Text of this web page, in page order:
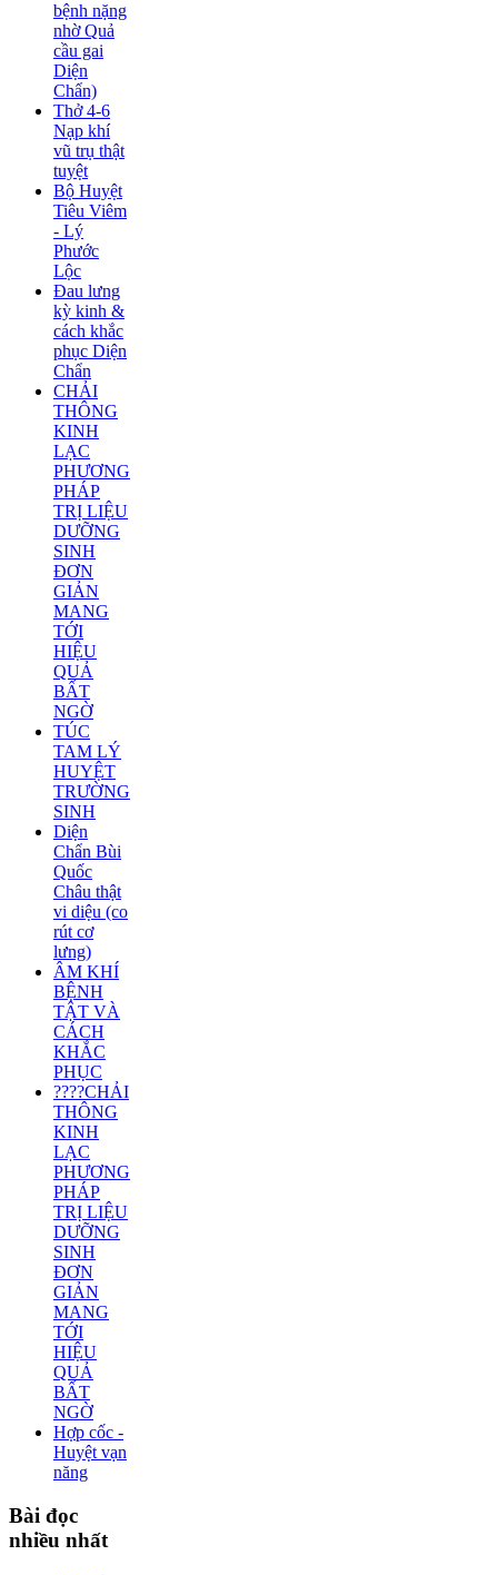
bệnh nặng
nhờ Quả
cầu gai
Diện
Chẩn)
Thở 4-6
Nạp khí
vũ trụ thật
tuyệt
Bộ Huyệt
Tiêu Viêm
- Lý
Phước
Lộc
Đau lưng
kỳ kinh &
cách khắc
phục Diện
Chẩn
CHẢI
THÔNG
KINH
LẠC
PHƯƠNG
PHÁP
TRỊ LIỆU
DƯỠNG
SINH
ĐƠN
GIẢN
MANG
TỚI
HIỆU
QUẢ
BẤT
NGỜ
TÚC
TAM LÝ
HUYỆT
TRƯỜNG
SINH
Diện
Chẩn Bùi
Quốc
Châu thật
vi diệu (co
rút cơ
lưng)
ÂM KHÍ
BỆNH
TẬT VÀ
CÁCH
KHẮC
PHỤC
????CHẢI
THÔNG
KINH
LẠC
PHƯƠNG
PHÁP
TRỊ LIỆU
DƯỠNG
SINH
ĐƠN
GIẢN
MANG
TỚI
HIỆU
QUẢ
BẤT
NGỜ
Hợp cốc -
Huyệt vạn
năng
Bài đọc
nhiều nhất